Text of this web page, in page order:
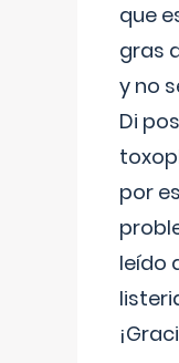
que
gras
y no
Di
por
leído